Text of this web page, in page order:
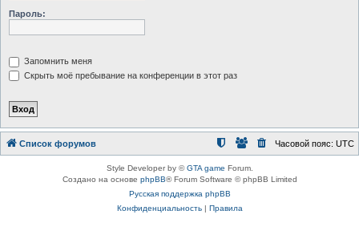
Пароль:
Запомнить меня
Скрыть моё пребывание на конференции в этот раз
Список форумов Часовой пояс: UTC
Style Developer by ©GTA game Forum.
Создано на основе phpBB® Forum Software © phpBB Limited
Русская поддержка phpBB
Конфиденциальность| Правила